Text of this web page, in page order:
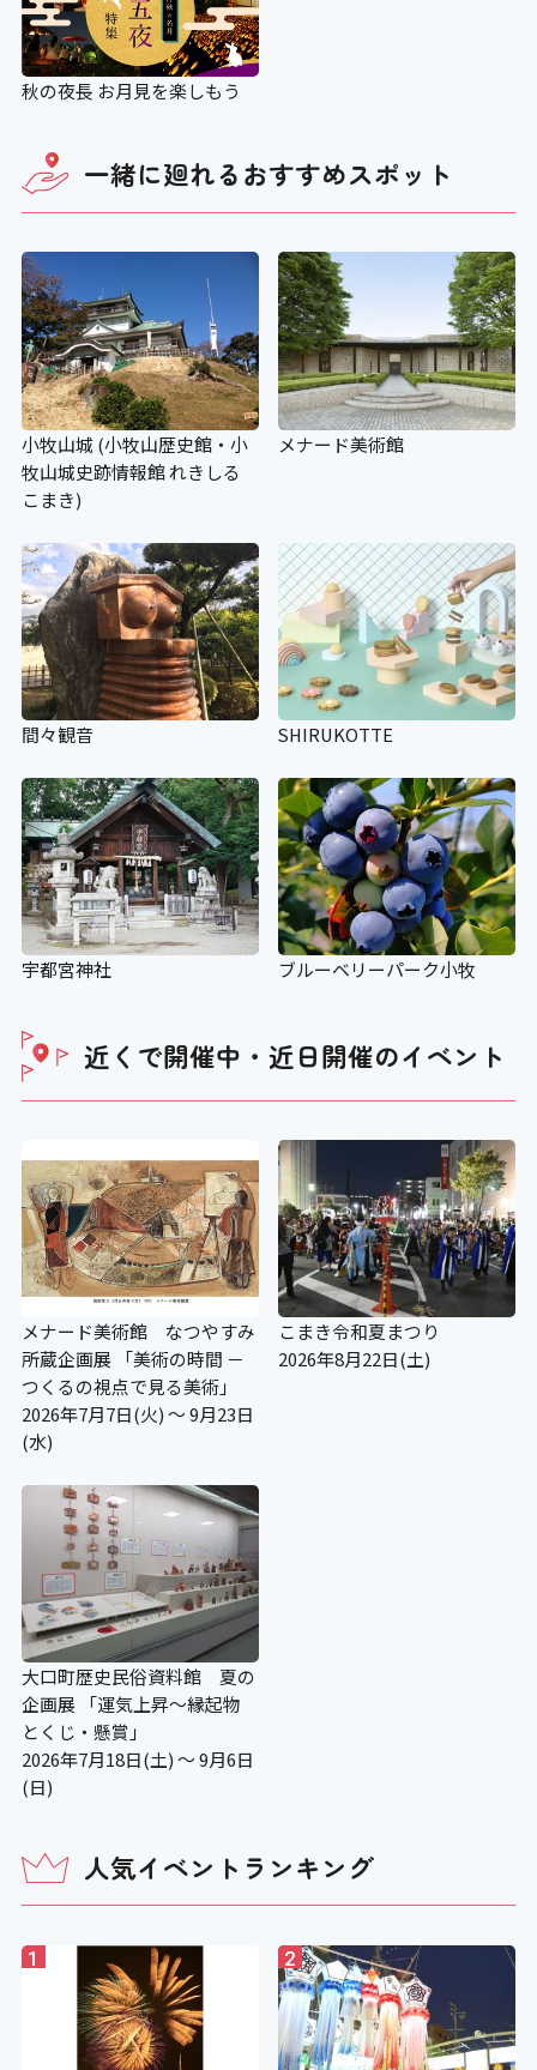
秋の夜長 お月見を楽しもう
一緒に廻れるおすすめスポット
小牧山城 (小牧山歴史館・小
牧山城史跡情報館 れきしる
こまき)
メナード美術館
間々観音 SHIRUKOTTE
宇都宮神社 ブルーベリーパーク小牧
近くで開催中・近日開催のイベント
メナード美術館 なつやすみ
所蔵企画展 「美術の時間 －
つくるの視点で見る美術」
2026年7月7日(火) ～ 9月23日
(水)
こまき令和夏まつり
2026年8月22日(土)
大口町歴史民俗資料館 夏の
企画展 「運気上昇〜縁起物
とくじ・懸賞」
2026年7月18日(土) ～ 9月6日
(日)
人気イベントランキング
1 2